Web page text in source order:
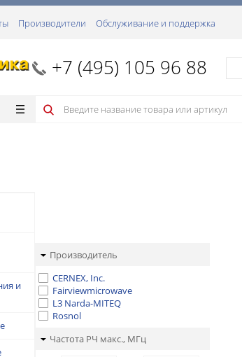
Производители Обслуживание и поддержка
+7 (495) 105 96 88
и
Производитель
CERNEX, Inc.
Fairviewmicrowave
L3 Narda-MITEQ
Rosnol
Частота РЧ макс., МГц